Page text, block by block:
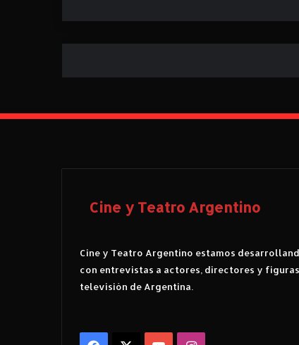
Cine y Teatro Argentino
Cine y Teatro Argentino estamos
con entrevistas a actores, directores y
televisión de Argentina.